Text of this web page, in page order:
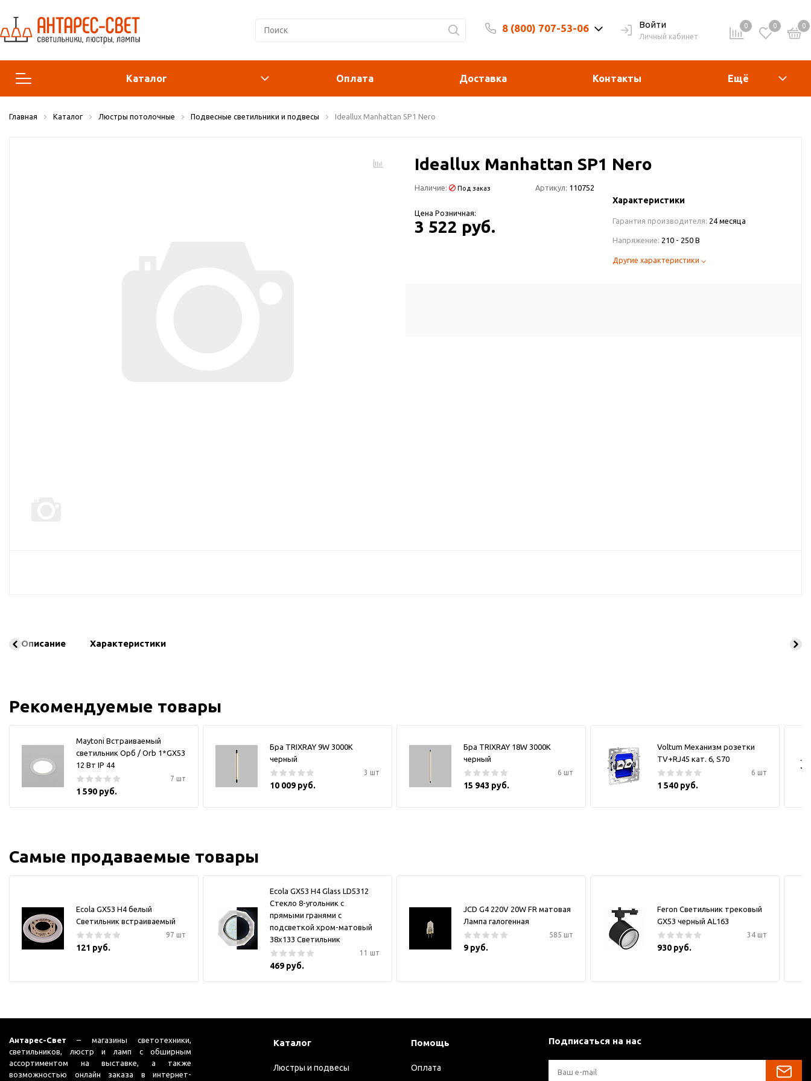
8 (800) 707-53-06 Войти
Личный кабинет
0 0 0
Каталог
Люстры и подвесы
Оплата Доставка Контакты Ещё
Главная Каталог Люстры потолочные Подвесные светильники и подвесы Ideallux Manhattan SP1 Nero
Ideallux Manhattan SP1 Nero
Наличие: Под заказ Артикул: 110752
Цена Розничная:
3 522 руб.
Характеристики
Гарантия производителя: 24 месяца
Напряжение: 210 - 250 В
Другие характеристики
Описание Характеристики
Рекомендуемые товары
Maytoni Встраиваемый
светильник Орб / Orb 1*GX53
12 Вт IP 44
7 шт
1 590 руб.
Бра TRIXRAY 9W 3000К
черный
3 шт
10 009 руб.
Бра TRIXRAY 18W 3000К
черный
6 шт
15 943 руб.
Voltum Механизм розетки
TV+RJ45 кат. 6, S70
6 шт
1 540 руб.
Самые продаваемые товары
Ecola GX53 H4 белый
Светильник встраиваемый
97 шт
121 руб.
Ecola GX53 H4 Glass LD5312
Стекло 8-угольник с
прямыми гранями с
подсветкой хром-матовый
38x133 Светильник
11 шт
469 руб.
JCD G4 220V 20W FR матовая
Лампа галогенная
585 шт
9 руб.
Feron Светильник трековый
GX53 черный AL163
34 шт
930 руб.
Антарес-Свет – магазины светотехники,
светильников, люстр и ламп с обширным
ассортиментом на выставке, а также
возможностью онлайн заказа в интернет-
Каталог
Люстры и подвесы
Помощь
Оплата
Подписаться на нас